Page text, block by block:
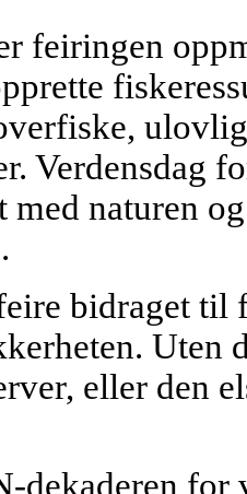
feiringen
Verdensdag
med naturen
bidraget til
Uten
eller den
dekaderen for